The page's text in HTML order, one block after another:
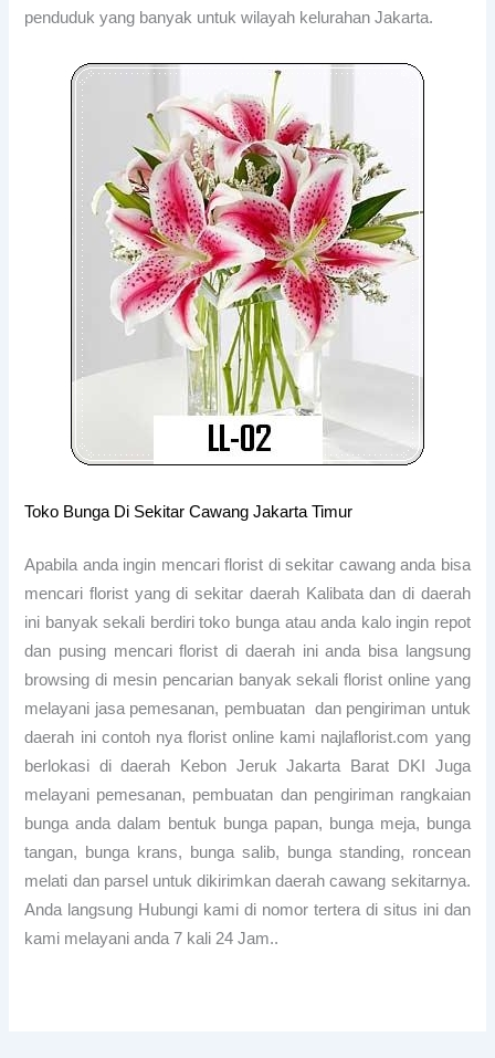
penduduk yang banyak untuk wilayah kelurahan Jakarta.
Toko Bunga Di Sekitar Cawang Jakarta Timur
Apabila anda ingin mencari florist di sekitar cawang anda bisa
mencari florist yang di sekitar daerah Kalibata dan di daerah
ini banyak sekali berdiri toko bunga atau anda kalo ingin repot
dan pusing mencari florist di daerah ini anda bisa langsung
browsing di mesin pencarian banyak sekali florist online yang
melayani jasa pemesanan, pembuatan dan pengiriman untuk
daerah ini contoh nya florist online kami najlaflorist.com yang
berlokasi di daerah Kebon Jeruk Jakarta Barat DKI Juga
melayani pemesanan, pembuatan dan pengiriman rangkaian
bunga anda dalam bentuk bunga papan, bunga meja, bunga
tangan, bunga krans, bunga salib, bunga standing, roncean
melati dan parsel untuk dikirimkan daerah cawang sekitarnya.
Anda langsung Hubungi kami di nomor tertera di situs ini dan
kami melayani anda 7 kali 24 Jam..